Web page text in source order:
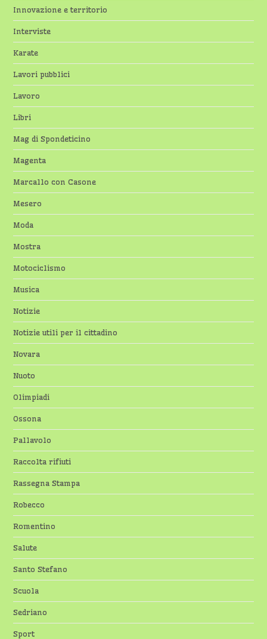
Innovazione e territorio
Interviste
Karate
Lavori pubblici
Lavoro
Libri
Mag di Spondeticino
Magenta
Marcallo con Casone
Mesero
Moda
Mostra
Motociclismo
Musica
Notizie
Notizie utili per il cittadino
Novara
Nuoto
Olimpiadi
Ossona
Pallavolo
Raccolta rifiuti
Rassegna Stampa
Robecco
Romentino
Salute
Santo Stefano
Scuola
Sedriano
Sport